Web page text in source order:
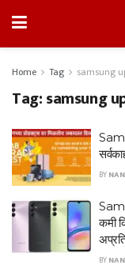
Home Tag samsung
Tag:samsung
BY
कमी
BY